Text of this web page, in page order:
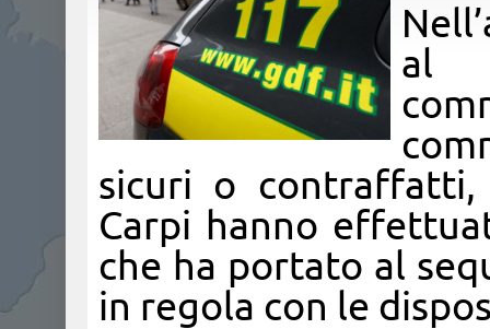
al
sicuri o
Carpi hanno
che ha portato al
in regola con le